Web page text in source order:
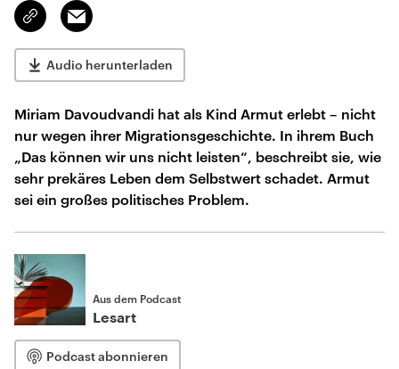
Link
kopieren/teilen
Email
Audio herunterladen
Miriam Davoudvandi hat als Kind Armut erlebt – nicht
nur wegen ihrer Migrationsgeschichte. In ihrem Buch
„Das können wir uns nicht leisten“, beschreibt sie, wie
sehr prekäres Leben dem Selbstwert schadet. Armut
sei ein großes politisches Problem.
Aus dem Podcast
Lesart
Podcast abonnieren